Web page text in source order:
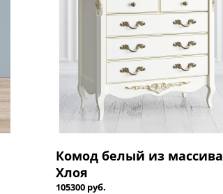
Комод белый из массива
Хлоя
105300 руб.